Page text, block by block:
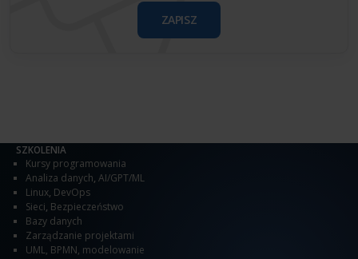
ZAPISZ
SZKOLENIA
Kursy programowania
Analiza danych, AI/GPT/ML
Linux, DevOps
Sieci, Bezpieczeństwo
Bazy danych
Zarządzanie projektami
UML, BPMN, modelowanie